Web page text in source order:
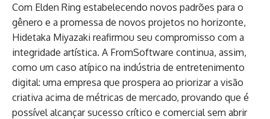
Com Elden Ring estabelecendo novos padrões para o
gênero e a promessa de novos projetos no horizonte,
Hidetaka Miyazaki reafirmou seu compromisso com a
integridade artística. A FromSoftware continua, assim,
como um caso atípico na indústria de entretenimento
digital: uma empresa que prospera ao priorizar a visão
criativa acima de métricas de mercado, provando que é
possível alcançar sucesso crítico e comercial sem abrir